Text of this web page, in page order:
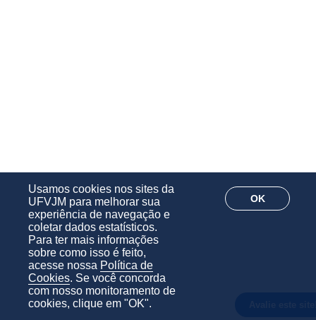
Usamos cookies nos sites da
UFVJM para melhorar sua
experiência de navegação e
coletar dados estatísticos.
Para ter mais informações
sobre como isso é feito,
acesse nossa Política de
Cookies. Se você concorda
com nosso monitoramento de
cookies, clique em "OK".
OK